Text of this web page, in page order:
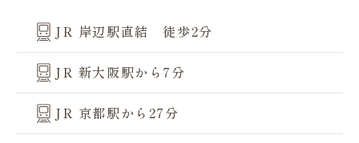
JR 岸辺駅直結 徒歩2分
JR 新大阪駅から7分
JR 京都駅から27分